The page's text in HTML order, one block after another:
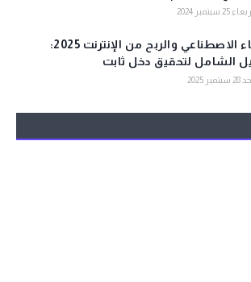
25 سبتمبر 2024
الذكاء الاصطناعي والربح من الإنترنت 2025:
الشامل لتحقيق دخل ثابت
2025